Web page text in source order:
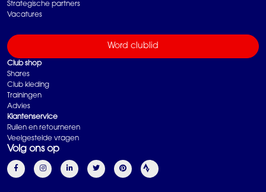
Strategische partners
Vacatures
Word clublid
Club shop
Shares
Club kleding
Trainingen
Advies
Klantenservice
Ruilen en retourneren
Veelgestelde vragen
Volg ons op